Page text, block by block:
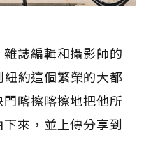
誌編輯和攝影師的
約這個繁榮的大都
喀擦喀擦地把他所
來，並上傳分享到